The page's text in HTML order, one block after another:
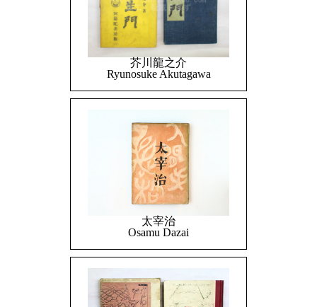
芥川龍之介
Ryunosuke Akutagawa
太宰治
Osamu Dazai